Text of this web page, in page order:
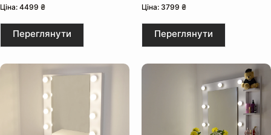
Ширина:
Глибина:
Висота:
Вага:
Ціна: 4499 ₴
Переглянути
Ціна: 3799 ₴
Переглянути